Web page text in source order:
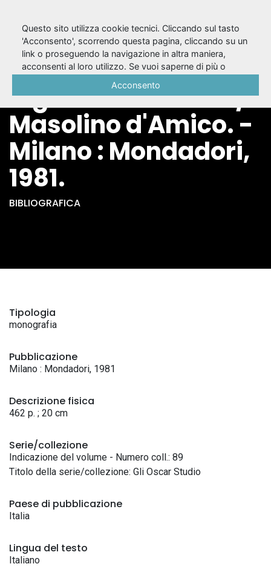
Dieci secoli di teatro
inglese : 970-1980 /
Masolino d'Amico. -
Milano : Mondadori,
1981.
BIBLIOGRAFICA
Tipologia
monografia
Pubblicazione
Milano : Mondadori, 1981
Descrizione fisica
462 p. ; 20 cm
Serie/collezione
Indicazione del volume - Numero coll.: 89
Titolo della serie/collezione: Gli Oscar Studio
Paese di pubblicazione
Italia
Lingua del testo
Italiano
Questo sito utilizza cookie tecnici. Cliccando sul tasto
'Acconsento', scorrendo questa pagina, cliccando su un
link o proseguendo la navigazione in altra maniera,
acconsenti al loro utilizzo. Se vuoi saperne di più o
Acconsento